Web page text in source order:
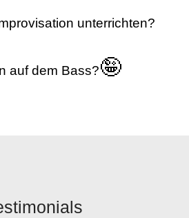
unterrichten?
auf dem Bass?🤪